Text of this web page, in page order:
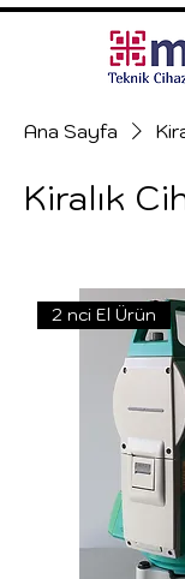
Ana Sayfa
Kiralık
2 nci El Ürün